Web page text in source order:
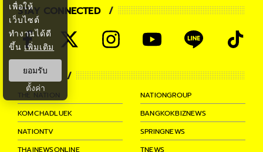
STAY CONNECTED
PARTNER
THE NATION
NATIONGROUP
KOMCHADLUEK
BANGKOKBIZNEWS
NATIONTV
SPRINGNEWS
THAINEWSONLINE
TNEWS
เพื่อให้
เว็บไซต์
ทำงานได้ดี
ขึ้น เพิ่มเติม
ยอมรับ
ตั้งค่า